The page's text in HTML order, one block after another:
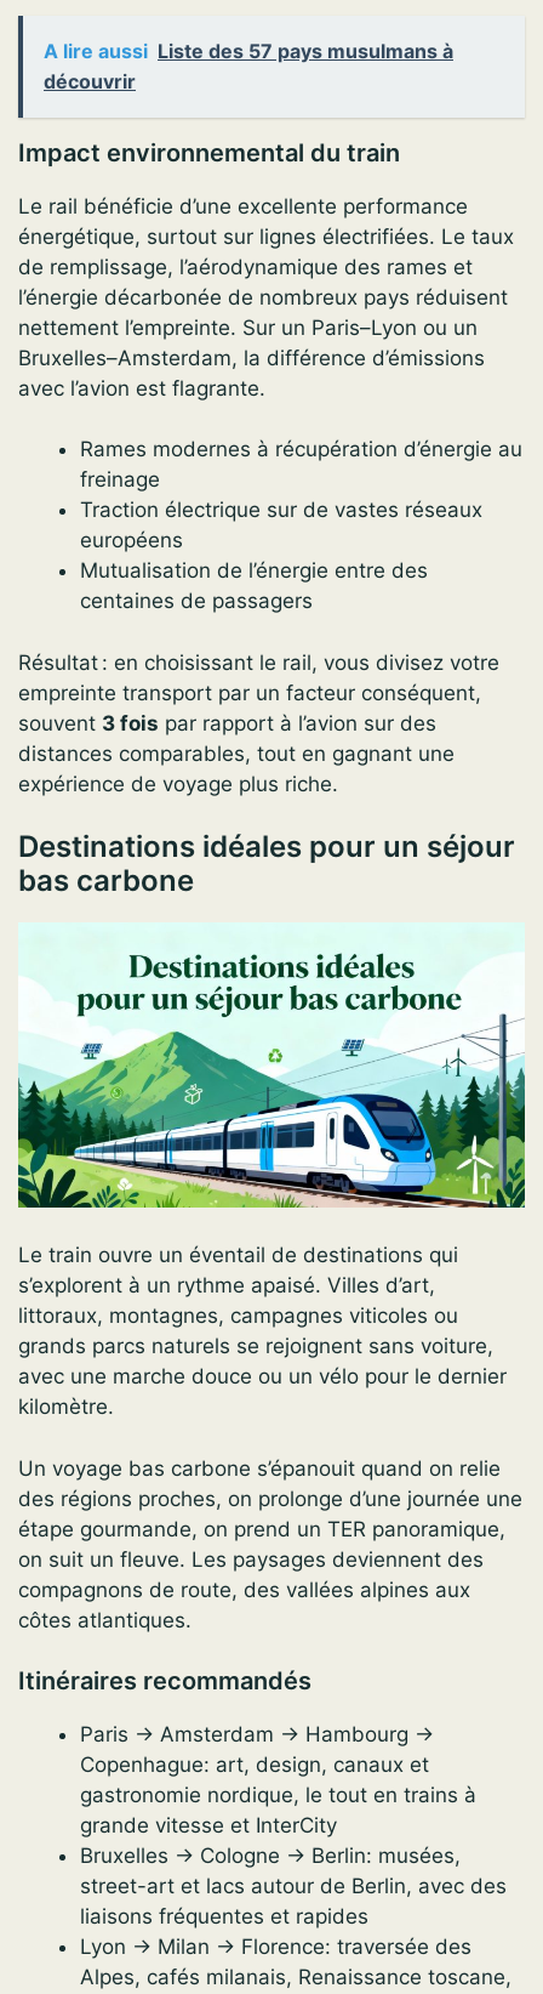
A lire aussi Liste des 57 pays musulmans à
découvrir
Impact environnemental du train
Le rail bénéficie d’une excellente performance
énergétique, surtout sur lignes électrifiées. Le taux
de remplissage, l’aérodynamique des rames et
l’énergie décarbonée de nombreux pays réduisent
nettement l’empreinte. Sur un Paris–Lyon ou un
Bruxelles–Amsterdam, la différence d’émissions
avec l’avion est flagrante.
Rames modernes à récupération d’énergie au
freinage
Traction électrique sur de vastes réseaux
européens
Mutualisation de l’énergie entre des
centaines de passagers
Résultat : en choisissant le rail, vous divisez votre
empreinte transport par un facteur conséquent,
souvent 3 fois par rapport à l’avion sur des
distances comparables, tout en gagnant une
expérience de voyage plus riche.
Destinations idéales pour un séjour
bas carbone
Le train ouvre un éventail de destinations qui
s’explorent à un rythme apaisé. Villes d’art,
littoraux, montagnes, campagnes viticoles ou
grands parcs naturels se rejoignent sans voiture,
avec une marche douce ou un vélo pour le dernier
kilomètre.
Un voyage bas carbone s’épanouit quand on relie
des régions proches, on prolonge d’une journée une
étape gourmande, on prend un TER panoramique,
on suit un fleuve. Les paysages deviennent des
compagnons de route, des vallées alpines aux
côtes atlantiques.
Itinéraires recommandés
Paris → Amsterdam → Hambourg →
Copenhague: art, design, canaux et
gastronomie nordique, le tout en trains à
grande vitesse et InterCity
Bruxelles → Cologne → Berlin: musées,
street-art et lacs autour de Berlin, avec des
liaisons fréquentes et rapides
Lyon → Milan → Florence: traversée des
Alpes, cafés milanais, Renaissance toscane,